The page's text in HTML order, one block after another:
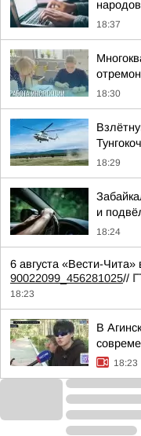
18:37
18:30
18:29
и
18:24
6 августа «Вести-Чита»
90022099_456281025//
18:23
В
18:23